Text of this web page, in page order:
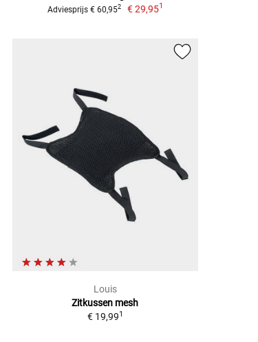
Adviesprijs € 60,952 € 29,951
Louis
Zitkussen mesh
€ 19,991